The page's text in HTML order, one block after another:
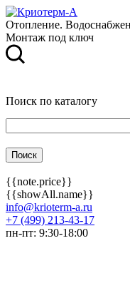
Отопление.
Монтаж под ключ
Поиск по каталогу
{{note.price}}
{{showAll.name}}
info@krioterm-a.ru
+7 (499) 213-43-17
пн-пт: 9:30-18:00